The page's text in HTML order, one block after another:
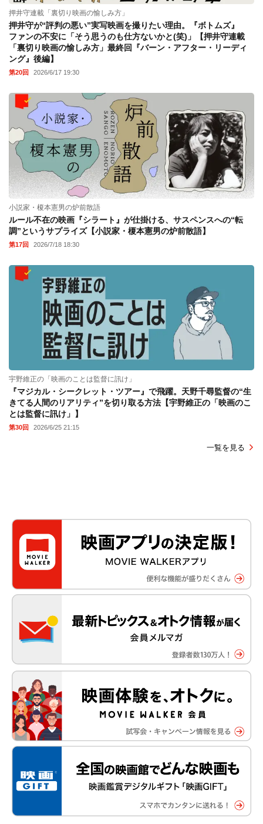
押井守連載「裏切り映画の愉しみ方」
押井守が“評判の悪い”実写映画を撮りたい理由。『ボトムズ』
ファンの不安に「そう思うのも仕方ないかと(笑)」【押井守連載
「裏切り映画の愉しみ方」最終回『バーン・アフター・リーディ
ング』後編】
第20回 2026/6/17 19:30
小説家・榎本憲男の炉前散語
ルール不在の映画『シラート』が仕掛ける、サスペンスへの“転
調”というサプライズ【小説家・榎本憲男の炉前散語】
第17回 2026/7/18 18:30
宇野維正の「映画のことは監督に訊け」
『マジカル・シークレット・ツアー』で飛躍。天野千尋監督の“生
きてる人間のリアリティ”を切り取る方法【宇野維正の「映画のこ
とは監督に訊け」】
第30回 2026/6/25 21:15
一覧を見る